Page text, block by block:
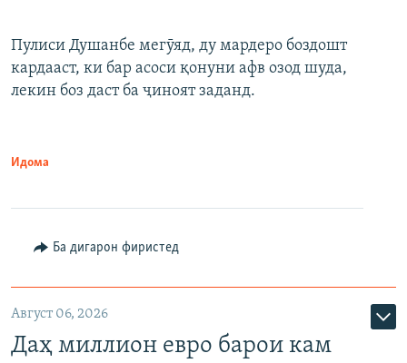
Пулиси Душанбе мегӯяд, ду мардеро боздошт
кардааст, ки бар асоси қонуни афв озод шуда,
лекин боз даст ба ҷиноят заданд.
Идома
Ба дигарон фиристед
Август 06, 2026
Даҳ миллион евро барои кам